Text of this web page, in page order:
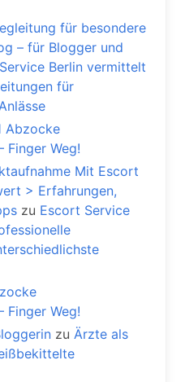
für besondere
– für Blogger und
Berlin vermittelt
für
Abzocke
Finger Weg!
Mit Escort
> Erfahrungen,
zu Escort Service
Finger Weg!
zu Ärzte als